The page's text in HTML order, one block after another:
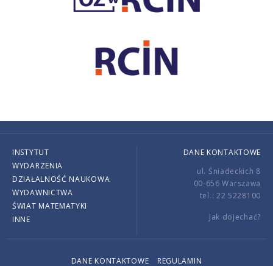
INSTYTUT
WYDARZENIA
DZIAŁALNOŚĆ NAUKOWA
WYDAWNICTWA
ŚWIAT MATEMATYKI
INNE
DANE KONTAKTOWE
ul. Śniadeckich 8
00-656 Warszawa
tel.: 22 5228100
Jak dojechać?
DANE KONTAKTOWE REGULAMIN